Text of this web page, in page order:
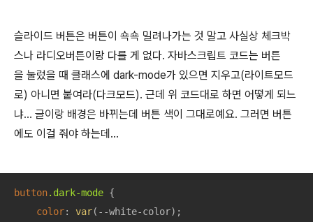
슬라이드 버튼은 버튼이 쇽쇽 밀려나가는 것 말고 사실상 체크박
스나 라디오버튼이랑 다를 게 없다. 자바스크립트 코드는 버튼
을 눌렀을 때 클래스에 dark-mode가 있으면 지우고(라이트모드
로) 아니면 붙여라(다크모드). 근데 위 코드대로 하면 어떻게 되느
냐... 글이랑 배경은 바뀌는데 버튼 색이 그대로예요. 그러면 버튼
에도 이걸 줘야 하는데...
button.dark-mode {
color: var(--white-color);